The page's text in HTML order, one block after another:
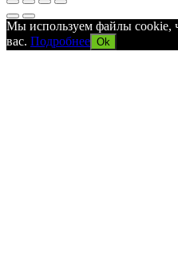
Мы используем файлы cookie,
вас. Подробнее Ok